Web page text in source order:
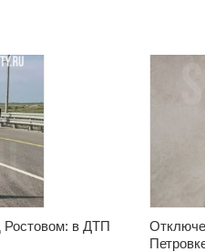
Ростовом: в ДТП